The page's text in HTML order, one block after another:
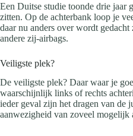
Een Duitse studie toonde drie jaar
zitten. Op de achterbank loop je
daar nu anders over wordt
andere zij-airbags.
Veiligste plek?
De veiligste plek? Daar waar je
waarschijnlijk links of rechts
ieder geval zijn het dragen van de
aanwezigheid van zoveel mogelijk